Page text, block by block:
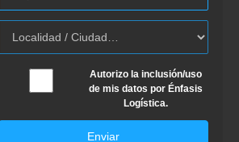
Autorizo la inclusión/uso
de mis datos por Énfasis
Logística.
Enviar